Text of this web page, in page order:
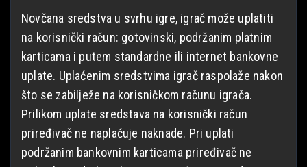
Novčana sredstva u svrhu igre, igrač može uplatiti
na korisnički račun: gotovinski, podržanim platnim
karticama i putem standardne ili internet bankovne
uplate. Uplaćenim sredstvima igrač raspolaže nakon
što se zabilježe na korisničkom računu igrača.
Prilikom uplate sredstava na korisnički račun
priređivač ne naplaćuje naknade. Pri uplati
podržanim bankovnim karticama priređivač ne